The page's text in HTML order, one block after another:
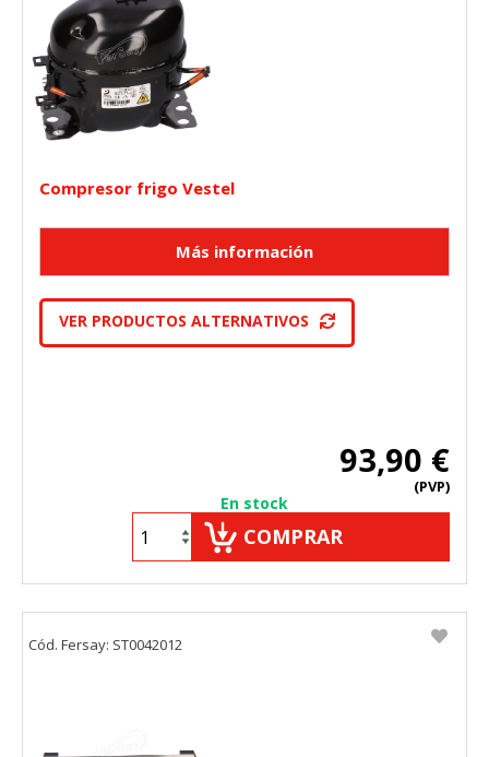
Compresor frigo Vestel
VER PRODUCTOS ALTERNATIVOS
93,90 €
(PVP)
En stock
COMPRAR
Cód. Fersay: ST0042012